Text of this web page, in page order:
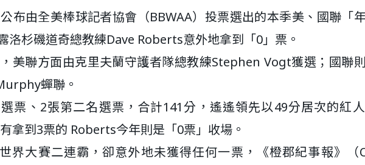
布由全美棒球記者協會（BBWAA）投票選出的本季美、國聯「
洛杉磯道奇總教練Dave Roberts意外地拿到「0」票。
美聯方面由克里夫蘭守護者隊總教練Stephen Vogt獲選；國聯
蟬聯。
票、2張第二名選票，合計141分，遙遙領先以49分居次的紅
拿到3票的 Roberts今年則是「0票」收場。
界大賽二連霸，卻意外地未獲得任何一票，《橙郡紀事報》（